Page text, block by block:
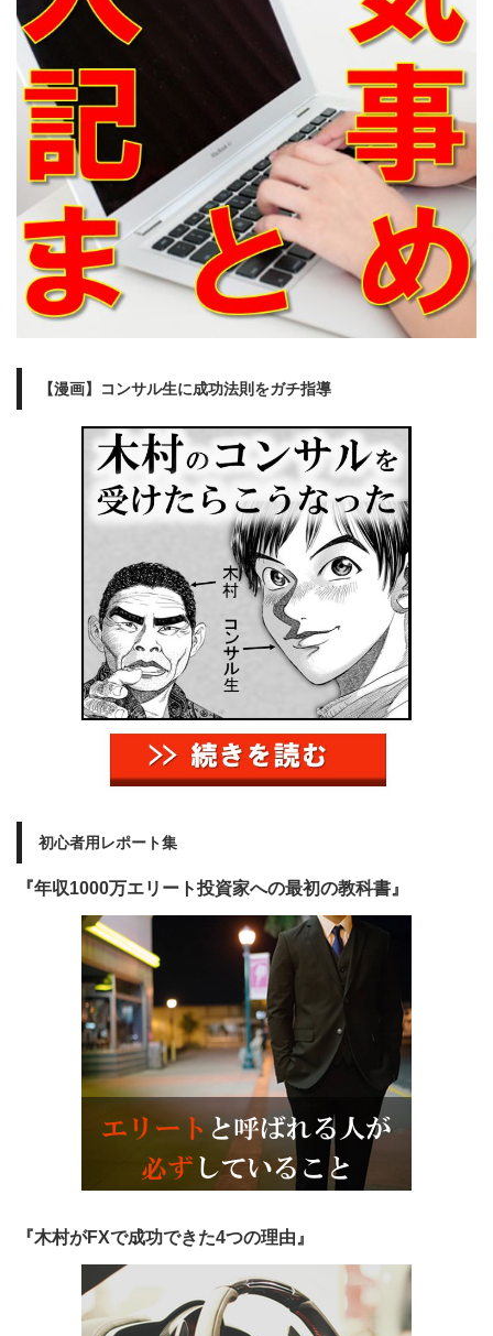
【漫画】コンサル生に成功法則をガチ指導
初心者用レポート集
『年収1000万エリート投資家への最初の教科書』
『木村がFXで成功できた4つの理由』